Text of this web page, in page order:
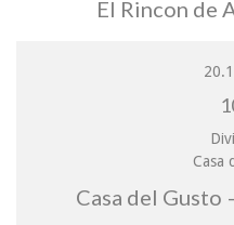
El Rincon de
Casa
Casa del Gusto